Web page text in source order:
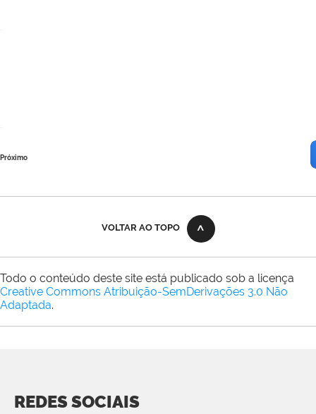
Próximo
VOLTAR AO TOPO
Todo o conteúdo deste site está publicado sob a licença
Creative Commons Atribuição-SemDerivações 3.0 Não
Adaptada.
REDES SOCIAIS